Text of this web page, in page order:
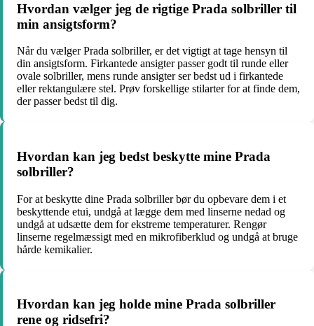
Hvordan vælger jeg de rigtige Prada solbriller til
min ansigtsform?
Når du vælger Prada solbriller, er det vigtigt at tage hensyn til
din ansigtsform. Firkantede ansigter passer godt til runde eller
ovale solbriller, mens runde ansigter ser bedst ud i firkantede
eller rektangulære stel. Prøv forskellige stilarter for at finde dem,
der passer bedst til dig.
Hvordan kan jeg bedst beskytte mine Prada
solbriller?
For at beskytte dine Prada solbriller bør du opbevare dem i et
beskyttende etui, undgå at lægge dem med linserne nedad og
undgå at udsætte dem for ekstreme temperaturer. Rengør
linserne regelmæssigt med en mikrofiberklud og undgå at bruge
hårde kemikalier.
Hvordan kan jeg holde mine Prada solbriller
rene og ridsefri?